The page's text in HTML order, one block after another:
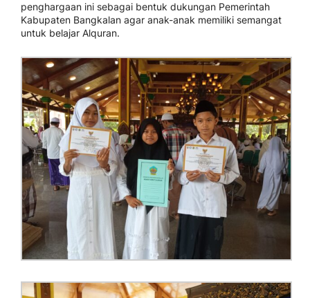
penghargaan ini sebagai bentuk dukungan Pemerintah
Kabupaten Bangkalan agar anak-anak memiliki semangat
untuk belajar Alquran.